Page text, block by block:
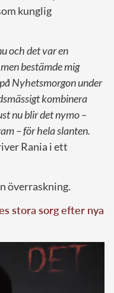
kunglig
och det var en
bestämde mig
Nyhetsmorgon under
kombinera
nu blir det nymo –
– för hela slanten.
Rania i ett
överraskning.
stora sorg efter nya